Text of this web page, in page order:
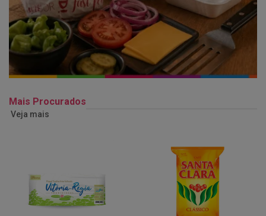
Mais Procurados
Veja mais